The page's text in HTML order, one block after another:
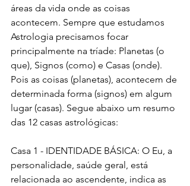
áreas da vida onde as coisas
acontecem. Sempre que estudamos
Astrologia precisamos focar
principalmente na tríade: Planetas (o
que), Signos (como) e Casas (onde).
Pois as coisas (planetas), acontecem de
determinada forma (signos) em algum
lugar (casas). Segue abaixo um resumo
das 12 casas astrológicas:
Casa 1 - IDENTIDADE BÁSICA: O Eu, a
personalidade, saúde geral, está
relacionada ao ascendente, indica as